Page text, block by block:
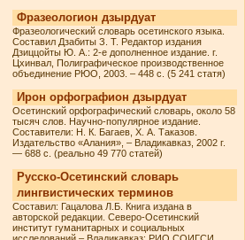
Фразеологион дзырдуат
Фразеологический словарь осетинского языка.
Составил Дзабиты З. Т. Редактор издания
Дзиццойты Ю. А.: 2-е дополненное издание. г.
Цхинвал, Полиграфическое производственное
объединение РЮО, 2003. – 448 с. (5 241 статя)
Ирон орфографион дзырдуат
Осетинский орфографический словарь, около 58
тысяч слов. Научно-популярное издание.
Составители: Н. К. Багаев, Х. А. Таказов.
Издательство «Алания», – Владикавказ, 2002 г.
— 688 с. (реально 49 770 статей)
Русско-Осетинский словарь
лингвистических терминов
Составил: Гацалова Л.Б. Книга издана в
авторской редакции. Северо-Осетинский
институт гуманитарных и социальных